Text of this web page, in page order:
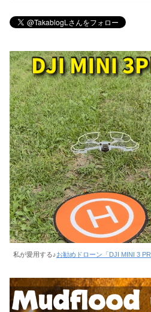
私が愛用する♪お勧めドローン「DJI MINI 3